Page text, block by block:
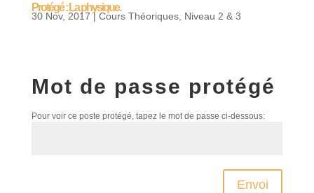
Protégé : La physique.
30 Nov, 2017| Cours Théoriques, Niveau 2 & 3
Mot de passe protégé
Pour voir ce poste protégé, tapez le mot de passe ci-dessous:
Envoi